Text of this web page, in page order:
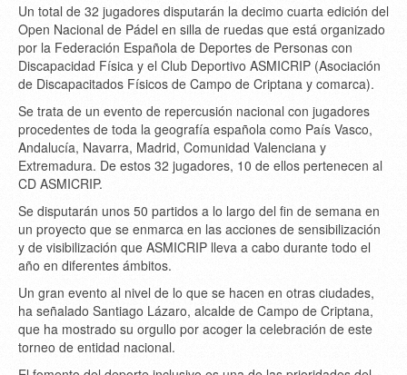
Un total de 32 jugadores disputarán la decimo cuarta edición del
Open Nacional de Pádel en silla de ruedas que está organizado
por la Federación Española de Deportes de Personas con
Discapacidad Física y el Club Deportivo ASMICRIP (Asociación
de Discapacitados Físicos de Campo de Criptana y comarca).
Se trata de un evento de repercusión nacional con jugadores
procedentes de toda la geografía española como País Vasco,
Andalucía, Navarra, Madrid, Comunidad Valenciana y
Extremadura. De estos 32 jugadores, 10 de ellos pertenecen al
CD ASMICRIP.
Se disputarán unos 50 partidos a lo largo del fin de semana en
un proyecto que se enmarca en las acciones de sensibilización
y de visibilización que ASMICRIP lleva a cabo durante todo el
año en diferentes ámbitos.
Un gran evento al nivel de lo que se hacen en otras ciudades,
ha señalado Santiago Lázaro, alcalde de Campo de Criptana,
que ha mostrado su orgullo por acoger la celebración de este
torneo de entidad nacional.